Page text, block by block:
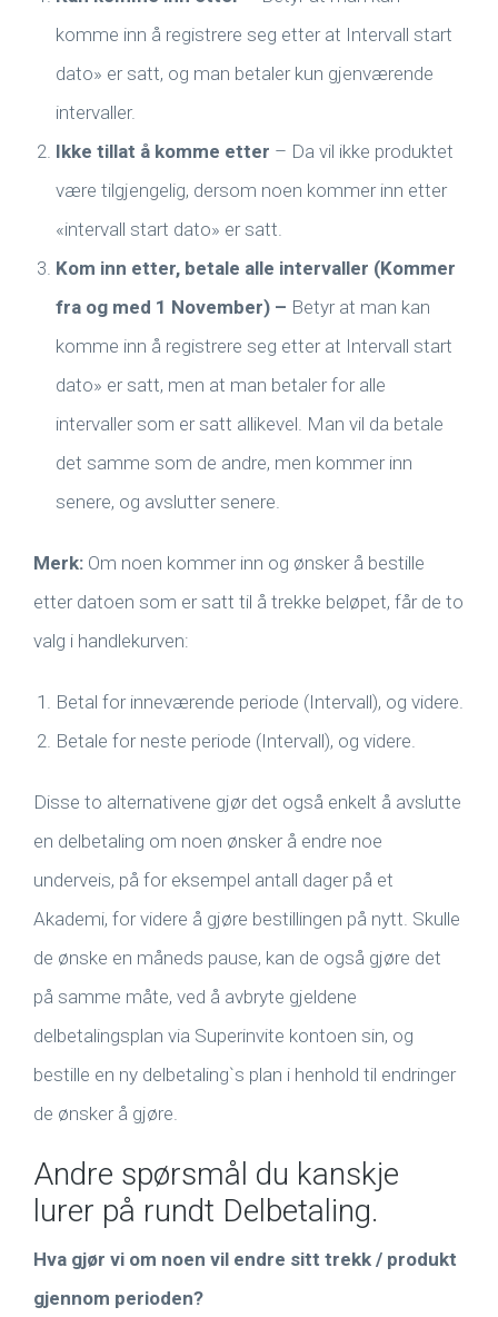
komme inn å registrere seg etter at Intervall start
dato» er satt, og man betaler kun gjenværende
intervaller.
Ikke tillat å komme etter – Da vil ikke produktet
være tilgjengelig, dersom noen kommer inn etter
«intervall start dato» er satt.
Kom inn etter, betale alle intervaller (Kommer
fra og med 1 November) – Betyr at man kan
komme inn å registrere seg etter at Intervall start
dato» er satt, men at man betaler for alle
intervaller som er satt allikevel. Man vil da betale
det samme som de andre, men kommer inn
senere, og avslutter senere.
Merk: Om noen kommer inn og ønsker å bestille
etter datoen som er satt til å trekke beløpet, får de to
valg i handlekurven:
Betal for inneværende periode (Intervall), og videre.
Betale for neste periode (Intervall), og videre.
Disse to alternativene gjør det også enkelt å avslutte
en delbetaling om noen ønsker å endre noe
underveis, på for eksempel antall dager på et
Akademi, for videre å gjøre bestillingen på nytt. Skulle
de ønske en måneds pause, kan de også gjøre det
på samme måte, ved å avbryte gjeldene
delbetalingsplan via Superinvite kontoen sin, og
bestille en ny delbetaling`s plan i henhold til endringer
de ønsker å gjøre.
Andre spørsmål du kanskje
lurer på rundt Delbetaling.
Hva gjør vi om noen vil endre sitt trekk / produkt
gjennom perioden?